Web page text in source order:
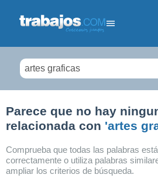
Parece que no hay
relacionada con 'artes
Comprueba que todas las palabras
correctamente o utiliza palabras
ampliar los criterios de búsqueda.